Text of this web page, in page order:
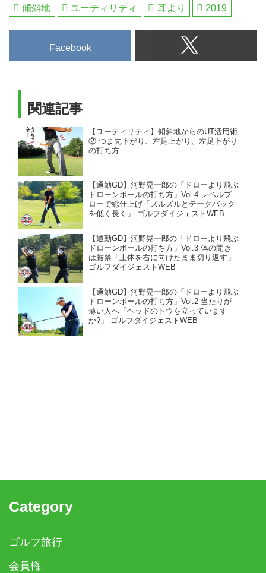
傾斜地
ユーティリティ 耳より 2019
Facebook
関連記事
【ユーティリティ】傾斜地からのUT活用術
② つま先下がり、左足上がり、左足下がり
の打ち方
【通勤GD】河野晃一郎の「ドローより飛ぶ
ドローンボールの打ち方」Vol.4 レベルブ
ローで総仕上げ「ズルズルとテークバック
を低く長く」 ゴルフダイジェストWEB
【通勤GD】河野晃一郎の「ドローより飛ぶ
ドローンボールの打ち方」Vol.3 体の開き
は厳禁「上体を右に向けたまま切り返す」
ゴルフダイジェストWEB
【通勤GD】河野晃一郎の「ドローより飛ぶ
ドローンボールの打ち方」Vol.2 当たりが
薄い人へ「ヘッドのトウを立っています
か?」 ゴルフダイジェストWEB
Category
ゴルフ旅行
会員権